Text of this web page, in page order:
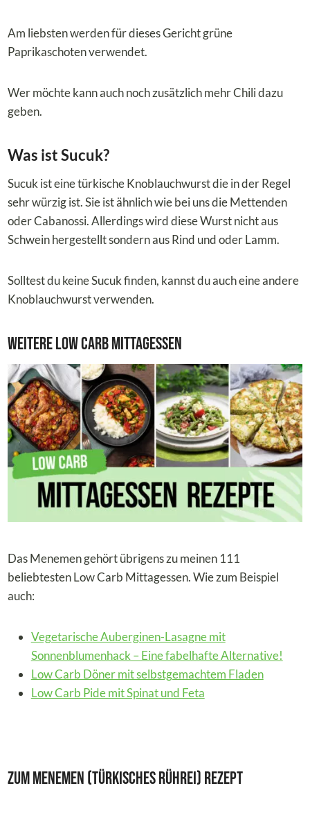
Am liebsten werden für dieses Gericht grüne
Paprikaschoten verwendet.
Wer möchte kann auch noch zusätzlich mehr Chili dazu
geben.
Was ist Sucuk?
Sucuk ist eine türkische Knoblauchwurst die in der Regel
sehr würzig ist. Sie ist ähnlich wie bei uns die Mettenden
oder Cabanossi. Allerdings wird diese Wurst nicht aus
Schwein hergestellt sondern aus Rind und oder Lamm.
Solltest du keine Sucuk finden, kannst du auch eine andere
Knoblauchwurst verwenden.
Weitere Low Carb Mittagessen
Das Menemen gehört übrigens zu meinen 111
beliebtesten Low Carb Mittagessen. Wie zum Beispiel
auch:
Vegetarische Auberginen-Lasagne mit
Sonnenblumenhack – Eine fabelhafte Alternative!
Low Carb Döner mit selbstgemachtem Fladen
Low Carb Pide mit Spinat und Feta
ZumMenemen (TÜRKISCHES RÜHREI) Rezept